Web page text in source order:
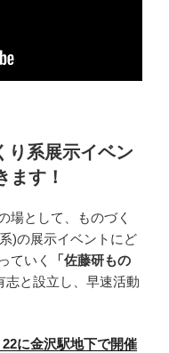
り系展示イベン
ます！
場として、ものづく
)の展示イベントにど
ていく
「佐藤研もの
志と設立し、早速活動
22に金沢駅地下で開催